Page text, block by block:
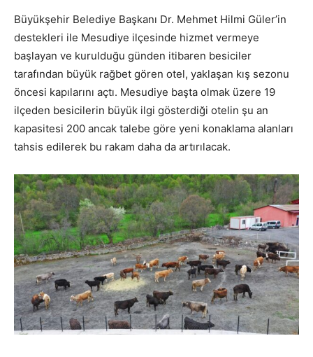
Büyükşehir Belediye Başkanı Dr. Mehmet Hilmi Güler’in
destekleri ile Mesudiye ilçesinde hizmet vermeye
başlayan ve kurulduğu günden itibaren besiciler
tarafından büyük rağbet gören otel, yaklaşan kış sezonu
öncesi kapılarını açtı. Mesudiye başta olmak üzere 19
ilçeden besicilerin büyük ilgi gösterdiği otelin şu an
kapasitesi 200 ancak talebe göre yeni konaklama alanları
tahsis edilerek bu rakam daha da artırılacak.